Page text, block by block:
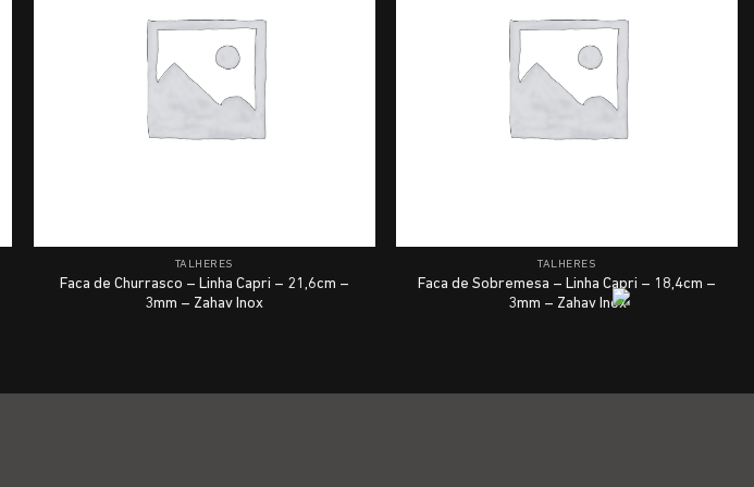
TALHERES
Faca de Churrasco – Linha Capri – 21,6cm –
3mm – Zahav Inox
TALHERES
Faca de Sobremesa – Linha Capri – 18,4cm –
3mm – Zahav Inox